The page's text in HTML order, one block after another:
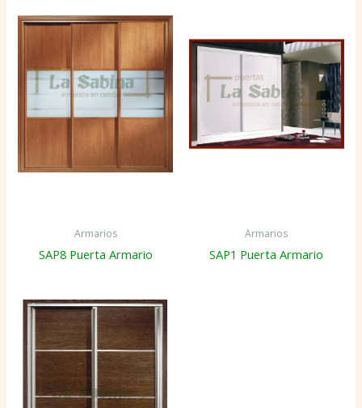
Armarios
SAP8 Puerta Armario
Armarios
SAP1 Puerta Armario